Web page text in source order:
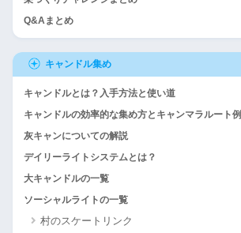
Q&Aまとめ
キャンドル集め
キャンドルとは？入手方法と使い道
キャンドルの効率的な集め方とキャンマラルート例
灰キャンについての解説
デイリーライトシステムとは？
大キャンドルの一覧
ソーシャルライトの一覧
村のスケートリンク